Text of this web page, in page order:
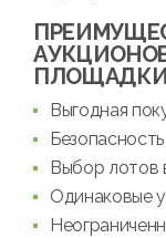
Выгодная
Выбор лотов
Одинаковые